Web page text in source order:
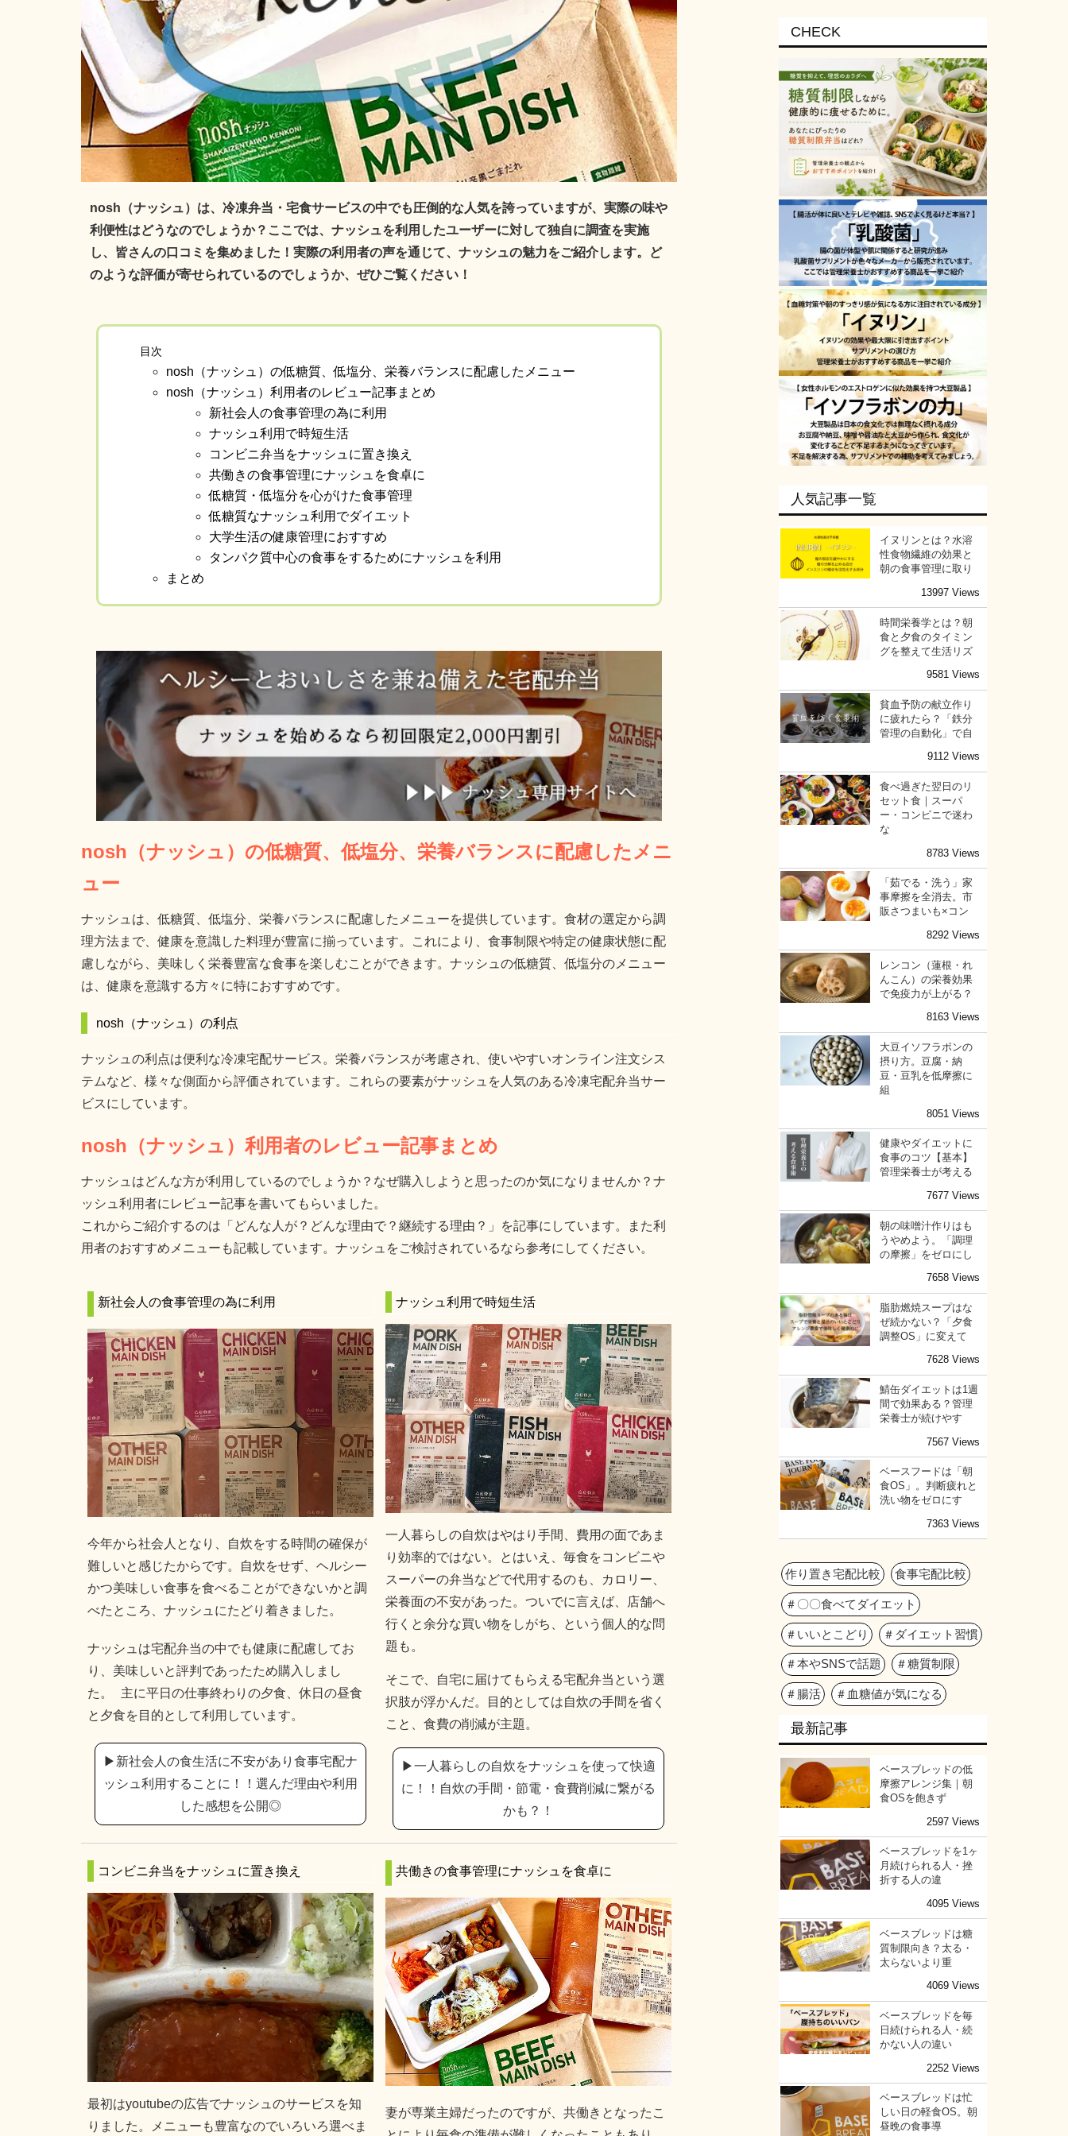
nosh（ナッシュ）は、冷凍弁当・宅食サービスの中でも圧倒的な人気を誇っていますが、実際の味や
利便性はどうなのでしょうか？ここでは、ナッシュを利用したユーザーに対して独自に調査を実施
し、皆さんの口コミを集めました！実際の利用者の声を通じて、ナッシュの魅力をご紹介します。ど
のような評価が寄せられているのでしょうか、ぜひご覧ください！
目次
nosh（ナッシュ）の低糖質、低塩分、栄養バランスに配慮したメニュー
nosh（ナッシュ）利用者のレビュー記事まとめ
新社会人の食事管理の為に利用
ナッシュ利用で時短生活
コンビニ弁当をナッシュに置き換え
共働きの食事管理にナッシュを食卓に
低糖質・低塩分を心がけた食事管理
低糖質なナッシュ利用でダイエット
大学生活の健康管理におすすめ
タンパク質中心の食事をするためにナッシュを利用
まとめ
nosh（ナッシュ）の低糖質、低塩分、栄養バランスに配慮したメニ
ュー
ナッシュは、低糖質、低塩分、栄養バランスに配慮したメニューを提供しています。食材の選定から調
理方法まで、健康を意識した料理が豊富に揃っています。これにより、食事制限や特定の健康状態に配
慮しながら、美味しく栄養豊富な食事を楽しむことができます。ナッシュの低糖質、低塩分のメニュー
は、健康を意識する方々に特におすすめです。
nosh（ナッシュ）の利点
ナッシュの利点は便利な冷凍宅配サービス。栄養バランスが考慮され、使いやすいオンライン注文シス
テムなど、様々な側面から評価されています。これらの要素がナッシュを人気のある冷凍宅配弁当サー
ビスにしています。
nosh（ナッシュ）利用者のレビュー記事まとめ
ナッシュはどんな方が利用しているのでしょうか？なぜ購入しようと思ったのか気になりませんか？ナ
ッシュ利用者にレビュー記事を書いてもらいました。
これからご紹介するのは「どんな人が？どんな理由で？継続する理由？」を記事にしています。また利
用者のおすすめメニューも記載しています。ナッシュをご検討されているなら参考にしてください。
新社会人の食事管理の為に利用
今年から社会人となり、自炊をする時間の確保が
難しいと感じたからです。自炊をせず、ヘルシー
かつ美味しい食事を食べることができないかと調
べたところ、ナッシュにたどり着きました。
ナッシュは宅配弁当の中でも健康に配慮してお
り、美味しいと評判であったため購入しまし
た。 主に平日の仕事終わりの夕食、休日の昼食
と夕食を目的として利用しています。
▶︎新社会人の食生活に不安があり食事宅配ナ
ッシュ利用することに！！選んだ理由や利用
した感想を公開◎
ナッシュ利用で時短生活
一人暮らしの自炊はやはり手間、費用の面であま
り効率的ではない。とはいえ、毎食をコンビニや
スーパーの弁当などで代用するのも、カロリー、
栄養面の不安があった。ついでに言えば、店舗へ
行くと余分な買い物をしがち、という個人的な問
題も。
そこで、自宅に届けてもらえる宅配弁当という選
択肢が浮かんだ。目的としては自炊の手間を省く
こと、食費の削減が主題。
▶︎一人暮らしの自炊をナッシュを使って快適
に！！自炊の手間・節電・食費削減に繋がる
かも？！
コンビニ弁当をナッシュに置き換え
最初はyoutubeの広告でナッシュのサービスを知
りました。メニューも豊富なのでいろいろ選べま
共働きの食事管理にナッシュを食卓に
妻が専業主婦だったのですが、共働きとなったこ
CHECK
人気記事一覧
イヌリンとは？水溶
性食物繊維の効果と
朝の食事管理に取り
13997 Views
時間栄養学とは？朝
食と夕食のタイミン
グを整えて生活リズ
9581 Views
貧血予防の献立作り
に疲れたら？「鉄分
管理の自動化」で自
9112 Views
食べ過ぎた翌日のリ
セット食｜スーパ
ー・コンビニで迷わ
な
8783 Views
「茹でる・洗う」家
事摩擦を全消去。市
販さつまいも×コン
8292 Views
レンコン（蓮根・れ
んこん）の栄養効果
で免疫力が上がる？
8163 Views
大豆イソフラボンの
摂り方。豆腐・納
豆・豆乳を低摩擦に
組
8051 Views
健康やダイエットに
食事のコツ【基本】
管理栄養士が考える
7677 Views
朝の味噌汁作りはも
うやめよう。「調理
の摩擦」をゼロにし
7658 Views
脂肪燃焼スープはな
ぜ続かない？「夕食
調整OS」に変えて
7628 Views
鯖缶ダイエットは1週
間で効果ある？管理
栄養士が続けやす
7567 Views
ベースフードは「朝
食OS」。判断疲れと
洗い物をゼロにす
7363 Views
作り置き宅配比較 食事宅配比較
＃〇〇食べてダイエット
＃いいとこどり ＃ダイエット習慣
＃本やSNSで話題 ＃糖質制限
＃腸活 ＃血糖値が気になる
最新記事
ベースブレッドの低
摩擦アレンジ集｜朝
食OSを飽きず
2597 Views
ベースブレッドを1ヶ
月続けられる人・挫
折する人の違
4095 Views
ベースブレッドは糖
質制限向き？太る・
太らないより重
4069 Views
ベースブレッドを毎
日続けられる人・続
かない人の違い
2252 Views
ベースブレッドは忙
しい日の軽食OS。朝
昼晩の食事導